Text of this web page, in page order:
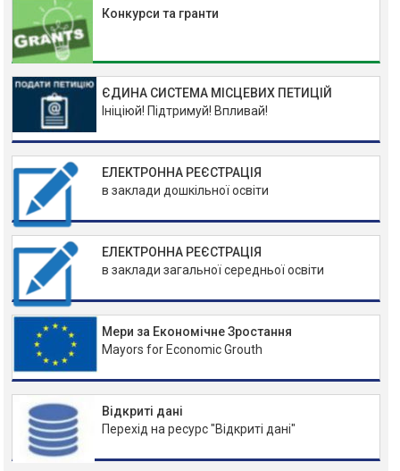
Конкурси та гранти
ЄДИНА СИСТЕМА МІСЦЕВИХ ПЕТИЦІЙ
Ініціюй! Підтримуй! Впливай!
ЕЛЕКТРОННА РЕЄСТРАЦІЯ
в заклади дошкільної освіти
ЕЛЕКТРОННА РЕЄСТРАЦІЯ
в заклади загальної середньої освіти
Мери за Економічне Зростання
Mayors for Economic Grouth
Відкриті дані
Перехід на ресурс "Відкриті дані"